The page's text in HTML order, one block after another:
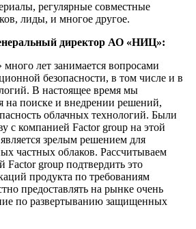
регулярные совместные
лиды, и многое другое.
директор АО «НИЦ»:
лет занимается вопросами
безопасности, в том числе и в
В настоящее время мы
на поиске и внедрении решений,
облачных технологий. Были
с компанией Factor group на этой
зрелым решением для
частных облаков. Рассчитываем
Factor group подтвердить это
продукта по требованиям
предоставлять на рынке очень
по развертыванию защищенных